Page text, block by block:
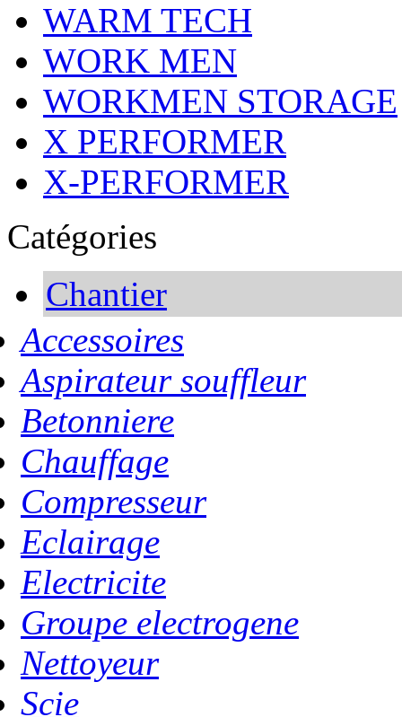
WARM TECH
WORK MEN
WORKMEN STORAGE
X PERFORMER
X-PERFORMER
Catégories
Chantier
Accessoires
Aspirateur souffleur
Betonniere
Chauffage
Compresseur
Eclairage
Electricite
Groupe electrogene
Nettoyeur
Scie